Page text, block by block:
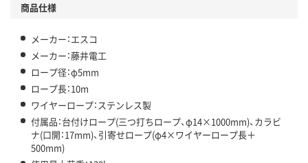
商品仕様
メーカー：エスコ
メーカー：藤井電工
ロープ径：φ5mm
ロープ長：10m
ワイヤーロープ：ステンレス製
付属品：台付けロープ(三つ打ちロープ、φ14×1000mm)、カラビ
ナ(口開：17mm)、引寄せロープ(φ4×ワイヤーロープ長＋
500mm)